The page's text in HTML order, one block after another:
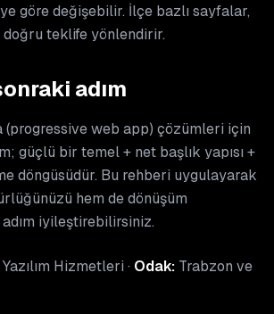
göre değişebilir. İlçe bazlı sayfalar,
doğru teklife yönlendirir.
adım
(progressive web app) çözümleri için
güçlü bir temel + net başlık yapısı +
döngüsüdür. Bu rehberi uygulayarak
hem de dönüşüm
adım iyileştirebilirsiniz.
Hizmetleri · Odak: Trabzon ve